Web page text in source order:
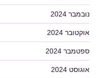
נובמבר 2024
אוקטובר 2024
ספטמבר 2024
אוגוסט 2024